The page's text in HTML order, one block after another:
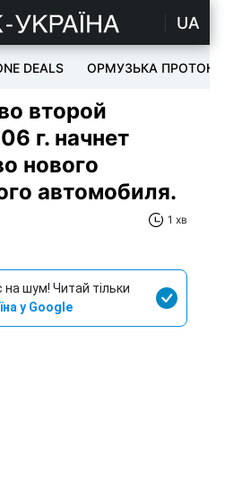
UA
DEALS ОРМУЗЬКА ПРОТОКА
второй
г. начнет
нового
автомобиля.
1 хв
на шум! Читай тільки
у Google